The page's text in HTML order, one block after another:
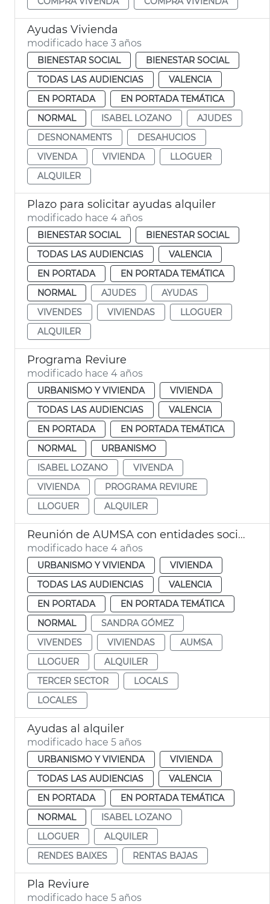
Ayudas Vivienda
modificado hace 3 años
BIENESTAR SOCIAL
BIENESTAR SOCIAL
TODAS LAS AUDIENCIAS
VALENCIA
EN PORTADA
EN PORTADA TEMÁTICA
NORMAL
ISABEL LOZANO
AJUDES
DESNONAMENTS
DESAHUCIOS
VIVENDA
VIVIENDA
LLOGUER
ALQUILER
Plazo para solicitar ayudas alquiler
modificado hace 4 años
BIENESTAR SOCIAL
BIENESTAR SOCIAL
TODAS LAS AUDIENCIAS
VALENCIA
EN PORTADA
EN PORTADA TEMÁTICA
NORMAL
AJUDES
AYUDAS
VIVENDES
VIVIENDAS
LLOGUER
ALQUILER
Programa Reviure
modificado hace 4 años
URBANISMO Y VIVIENDA
VIVIENDA
TODAS LAS AUDIENCIAS
VALENCIA
EN PORTADA
EN PORTADA TEMÁTICA
NORMAL
URBANISMO
ISABEL LOZANO
VIVENDA
VIVIENDA
PROGRAMA REVIURE
LLOGUER
ALQUILER
Reunión de AUMSA con entidades sociales
modificado hace 4 años
URBANISMO Y VIVIENDA
VIVIENDA
TODAS LAS AUDIENCIAS
VALENCIA
EN PORTADA
EN PORTADA TEMÁTICA
NORMAL
SANDRA GÓMEZ
VIVENDES
VIVIENDAS
AUMSA
LLOGUER
ALQUILER
TERCER SECTOR
LOCALS
LOCALES
Ayudas al alquiler
modificado hace 5 años
URBANISMO Y VIVIENDA
VIVIENDA
TODAS LAS AUDIENCIAS
VALENCIA
EN PORTADA
EN PORTADA TEMÁTICA
NORMAL
ISABEL LOZANO
LLOGUER
ALQUILER
RENDES BAIXES
RENTAS BAJAS
Pla Reviure
modificado hace 5 años